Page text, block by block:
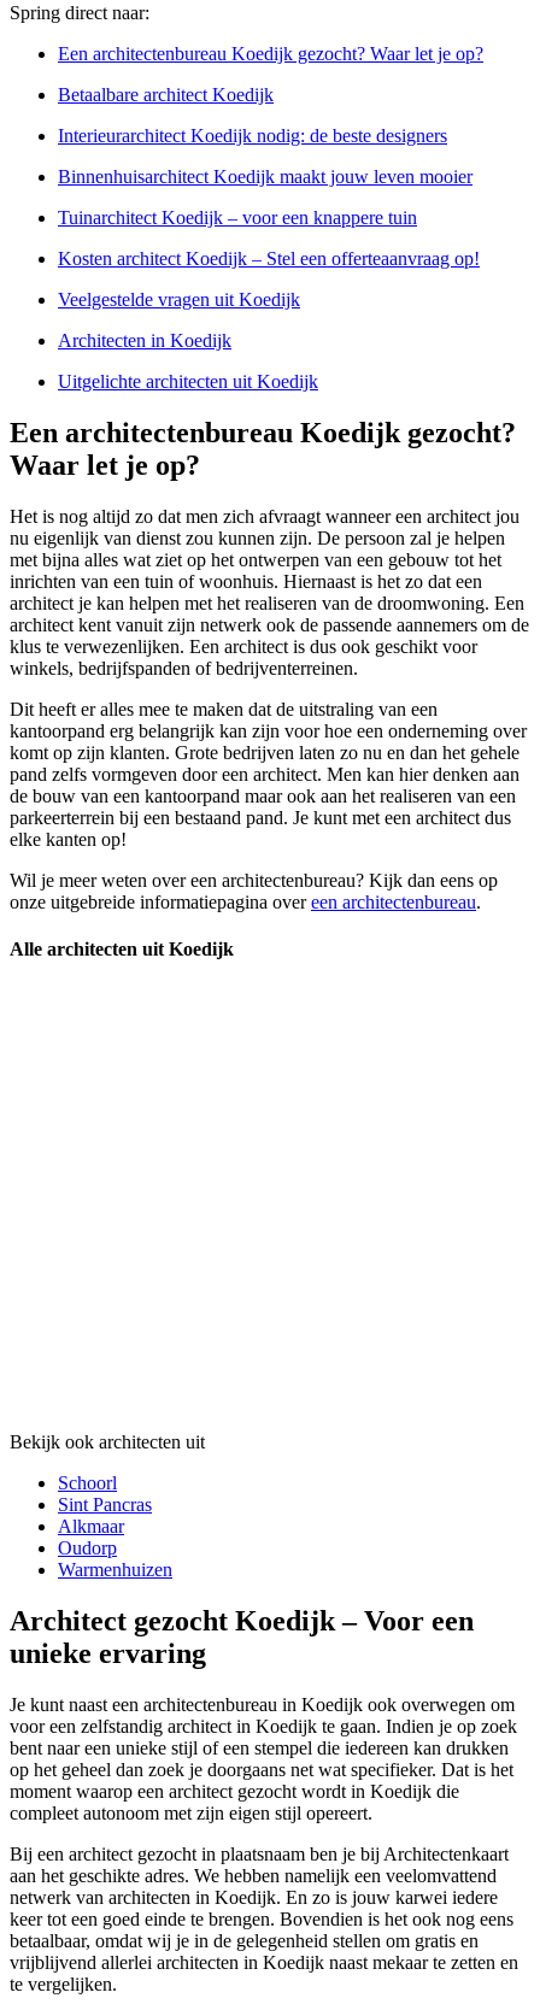
Spring direct naar:
Een architectenbureau Koedijk gezocht? Waar let je op?
Betaalbare architect Koedijk
Interieurarchitect Koedijk nodig: de beste designers
Binnenhuisarchitect Koedijk maakt jouw leven mooier
Tuinarchitect Koedijk – voor een knappere tuin
Kosten architect Koedijk – Stel een offerteaanvraag op!
Veelgestelde vragen uit Koedijk
Architecten in Koedijk
Uitgelichte architecten uit Koedijk
Een architectenbureau Koedijk gezocht?
Waar let je op?
Het is nog altijd zo dat men zich afvraagt wanneer een architect jou
nu eigenlijk van dienst zou kunnen zijn. De persoon zal je helpen
met bijna alles wat ziet op het ontwerpen van een gebouw tot het
inrichten van een tuin of woonhuis. Hiernaast is het zo dat een
architect je kan helpen met het realiseren van de droomwoning. Een
architect kent vanuit zijn netwerk ook de passende aannemers om de
klus te verwezenlijken. Een architect is dus ook geschikt voor
winkels, bedrijfspanden of bedrijventerreinen.
Dit heeft er alles mee te maken dat de uitstraling van een
kantoorpand erg belangrijk kan zijn voor hoe een onderneming over
komt op zijn klanten. Grote bedrijven laten zo nu en dan het gehele
pand zelfs vormgeven door een architect. Men kan hier denken aan
de bouw van een kantoorpand maar ook aan het realiseren van een
parkeerterrein bij een bestaand pand. Je kunt met een architect dus
elke kanten op!
Wil je meer weten over een architectenbureau? Kijk dan eens op
onze uitgebreide informatiepagina overeen architectenbureau.
Alle architecten uit Koedijk
Bekijk ook architecten uit
Schoorl
Sint Pancras
Alkmaar
Oudorp
Warmenhuizen
Architect gezocht Koedijk – Voor een
unieke ervaring
Je kunt naast een architectenbureau in Koedijk ook overwegen om
voor een zelfstandig architect in Koedijk te gaan. Indien je op zoek
bent naar een unieke stijl of een stempel die iedereen kan drukken
op het geheel dan zoek je doorgaans net wat specifieker. Dat is het
moment waarop een architect gezocht wordt in Koedijk die
compleet autonoom met zijn eigen stijl opereert.
Bij een architect gezocht in plaatsnaam ben je bij Architectenkaart
aan het geschikte adres. We hebben namelijk een veelomvattend
netwerk van architecten in Koedijk. En zo is jouw karwei iedere
keer tot een goed einde te brengen. Bovendien is het ook nog eens
betaalbaar, omdat wij je in de gelegenheid stellen om gratis en
vrijblijvend allerlei architecten in Koedijk naast mekaar te zetten en
te vergelijken.